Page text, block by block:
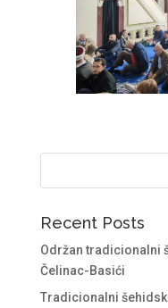
Recent Posts
Održan tradicionalni
Čelinac-Basići
Tradicionalni